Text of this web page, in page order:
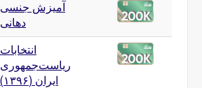
آمیزش جنسی
دهانی
انتخابات
ریاست‌جمهوری
ایران (۱۳۹۶)